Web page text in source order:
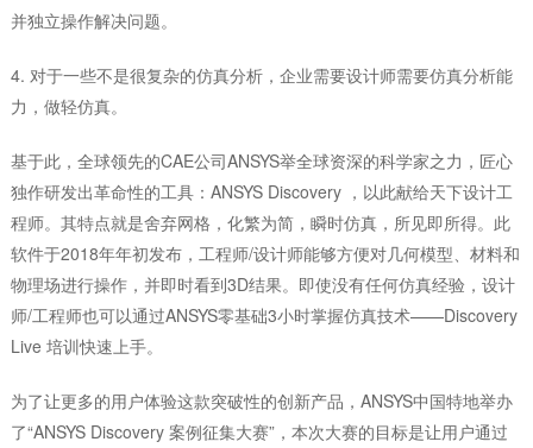
并独立操作解决问题。
4. 对于一些不是很复杂的仿真分析，企业需要设计师需要仿真分析能
力，做轻仿真。
基于此，全球领先的CAE公司ANSYS举全球资深的科学家之力，匠心
独作研发出革命性的工具：ANSYS Discovery ，以此献给天下设计工
程师。其特点就是舍弃网格，化繁为简，瞬时仿真，所见即所得。此
软件于2018年年初发布，工程师/设计师能够方便对几何模型、材料和
物理场进行操作，并即时看到3D结果。即使没有任何仿真经验，设计
师/工程师也可以通过ANSYS零基础3小时掌握仿真技术——Discovery
Live 培训快速上手。
为了让更多的用户体验这款突破性的创新产品，ANSYS中国特地举办
了“ANSYS Discovery 案例征集大赛”，本次大赛的目标是让用户通过